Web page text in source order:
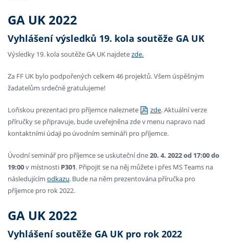
GA UK 2022
Vyhlášení výsledků 19. kola soutěže GA UK
Výsledky 19. kola soutěže GA UK najdetezde.
Za FF UK bylo podpořených celkem 46 projektů. Všem úspěšným
žadatelům srdečně gratulujeme!
Loňskou prezentaci pro příjemce naleznete zde. Aktuální verze
příručky se připravuje, bude uveřejněna zde v menu napravo nad
kontaktními údaji po úvodním semináři pro příjemce.
Úvodní seminář pro příjemce se uskuteční dne20. 4. 2022od 17:00 do
19:00v místnosti P301. Připojit se na něj můžete i přes MS Teams na
následujícím odkazu. Bude na něm prezentována příručka pro
příjemce pro rok 2022.
GA UK 2022
Vyhlášení soutěže GA UK pro rok 2022